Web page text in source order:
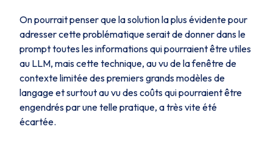
On pourrait penser que la solution la plus évidente pour
adresser cette problématique serait de donner dans le
prompt toutes les informations qui pourraient être utiles
au LLM, mais cette technique, au vu de la fenêtre de
contexte limitée des premiers grands modèles de
langage et surtout au vu des coûts qui pourraient être
engendrés par une telle pratique, a très vite été
écartée.